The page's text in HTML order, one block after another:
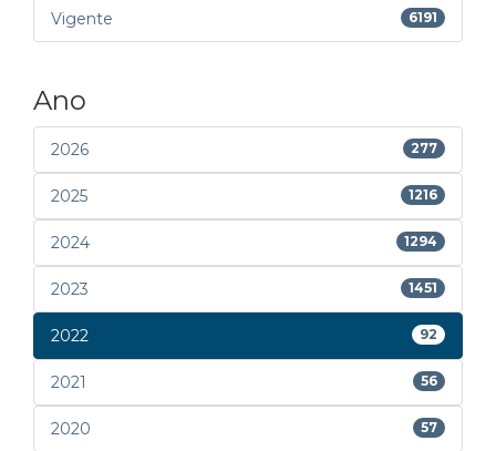
Vigente 6191
Ano
2026 277
2025 1216
2024 1294
2023 1451
2022 92
2021 56
2020 57